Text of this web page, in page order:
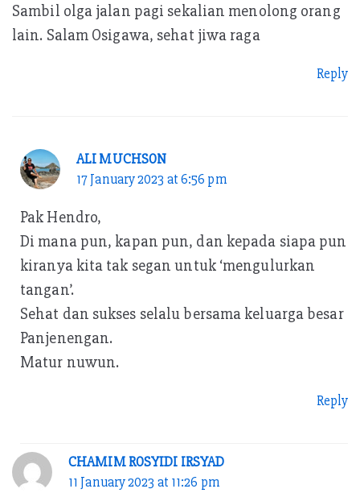
Sambil olga jalan pagi sekalian menolong orang
lain. Salam Osigawa, sehat jiwa raga
Reply
ALI MUCHSON
17 January 2023 at 6:56 pm
Pak Hendro,
Di mana pun, kapan pun, dan kepada siapa pun
kiranya kita tak segan untuk ‘mengulurkan
tangan’.
Sehat dan sukses selalu bersama keluarga besar
Panjenengan.
Matur nuwun.
Reply
CHAMIM ROSYIDI IRSYAD
11 January 2023 at 11:26 pm